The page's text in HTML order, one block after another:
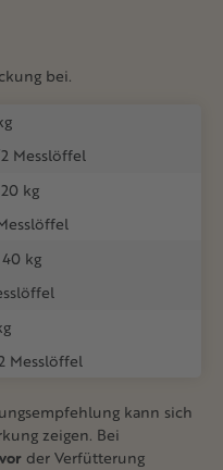
bei.
Messlöffel
kg
kg
Messlöffel
kann sich
zeigen. Bei
vor der Verfütterung